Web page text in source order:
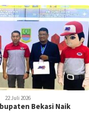
22 Juli 2026
Bekasi Naik